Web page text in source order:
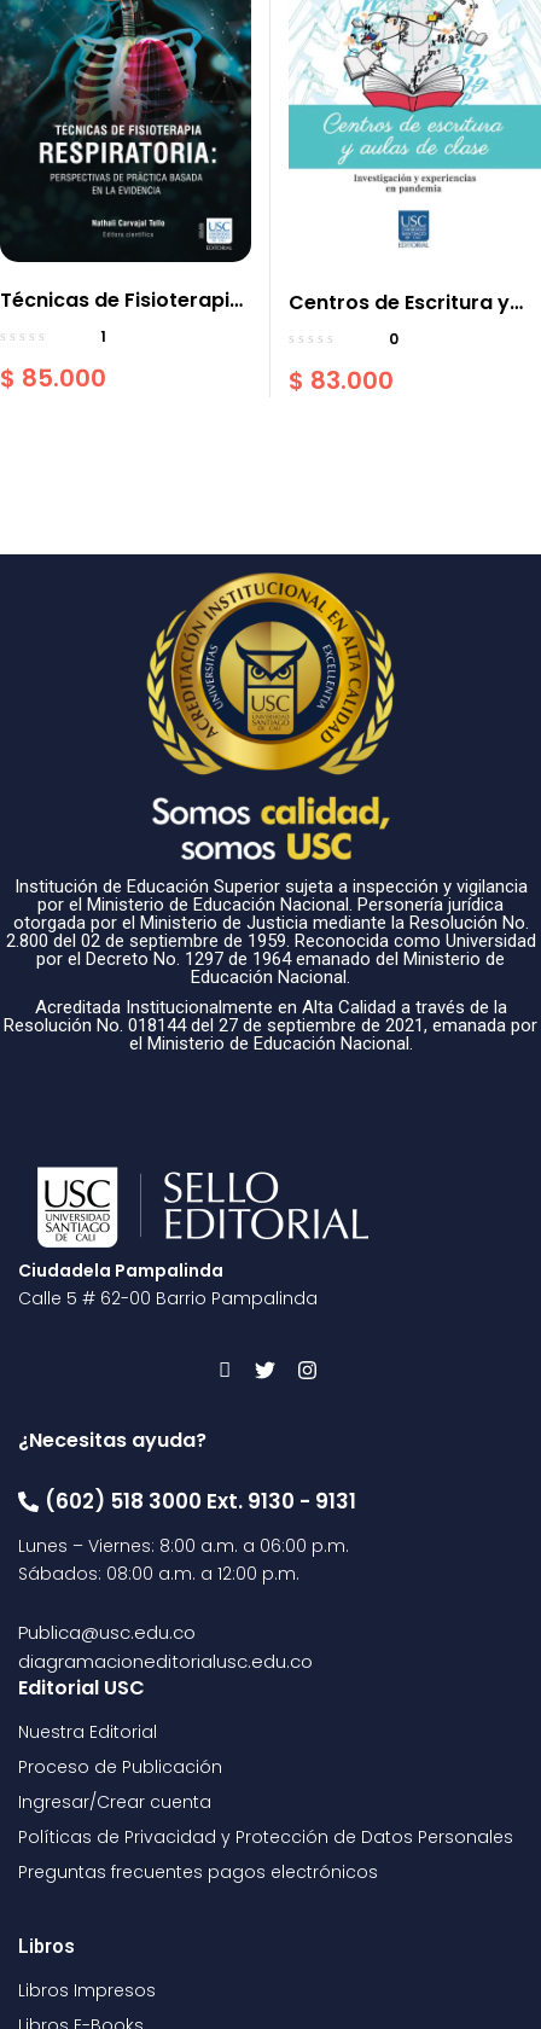
Técnicas de Fisioterapia
Respiratoria:
basada en la evidencia
1
$ 85.000
Centros de Escritura y
Aulas de Clase
0
$ 83.000
Institución de Educación Superior sujeta a inspección y vigilancia
por el Ministerio de Educación Nacional. Personería jurídica
otorgada por el Ministerio de Justicia mediante la Resolución No.
2.800 del 02 de septiembre de 1959. Reconocida como Universidad
por el Decreto No. 1297 de 1964 emanado del Ministerio de
Educación Nacional.
Acreditada Institucionalmente en Alta Calidad a través de la
Resolución No. 018144 del 27 de septiembre de 2021, emanada por
el Ministerio de Educación Nacional.
Ciudadela Pampalinda
Calle 5 # 62-00 Barrio Pampalinda
¿Necesitas ayuda?
(602) 518 3000 Ext. 9130 - 9131
Lunes – Viernes: 8:00 a.m. a 06:00 p.m.
Sábados: 08:00 a.m. a 12:00 p.m.
Publica@usc.edu.co
diagramacioneditorialusc.edu.co
Editorial USC
Nuestra Editorial
Proceso de Publicación
Ingresar/Crear cuenta
Políticas de Privacidad y Protección de Datos Personales
Preguntas frecuentes pagos electrónicos
Libros
Libros Impresos